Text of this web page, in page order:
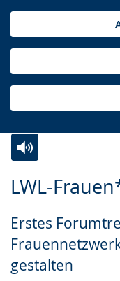
LWL-
Erstes
gestalten
Leichten
wechseln.
Audio-
Video
Deutscher
Gebärdensprache
wird